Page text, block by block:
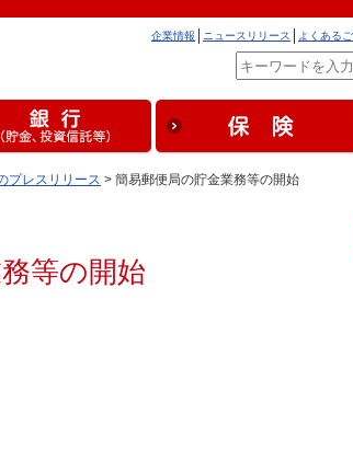
よくある
ニュースリリース
企業情報
プレスリリース > 簡易郵便局の貯金業務等の開始
等の開始